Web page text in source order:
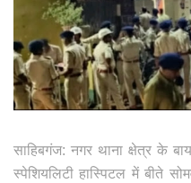
साहिबगंज: नगर थाना क्षेत्र के
स्पेशियलिटी हास्पिटल में बीते